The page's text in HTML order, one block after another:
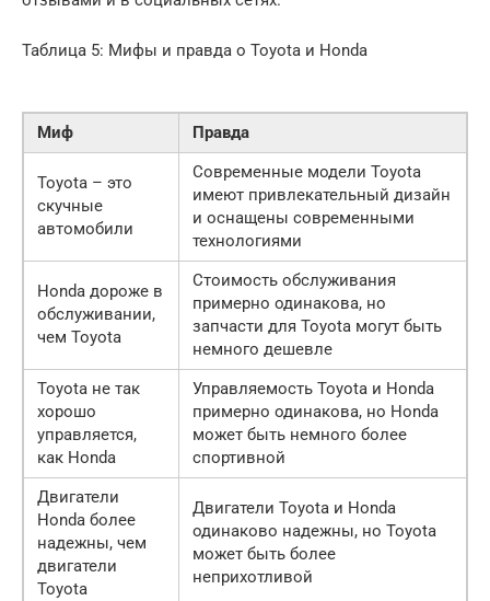
Таблица 5: Мифы и правда о Toyota и Honda
Миф Правда
Toyota – это
скучные
автомобили
Современные модели Toyota
имеют привлекательный дизайн
и оснащены современными
технологиями
Honda дороже в
обслуживании,
чем Toyota
Стоимость обслуживания
примерно одинакова, но
запчасти для Toyota могут быть
немного дешевле
Toyota не так
хорошо
управляется,
как Honda
Управляемость Toyota и Honda
примерно одинакова, но Honda
может быть немного более
спортивной
Двигатели
Honda более
надежны, чем
двигатели
Toyota
Двигатели Toyota и Honda
одинаково надежны, но Toyota
может быть более
неприхотливой